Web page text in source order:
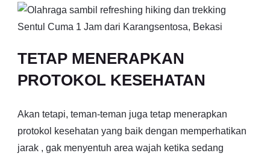
TETAP MENERAPKAN
PROTOKOL KESEHATAN
Akan tetapi, teman-teman juga tetap menerapkan
protokol kesehatan yang baik dengan memperhatikan
jarak , gak menyentuh area wajah ketika sedang